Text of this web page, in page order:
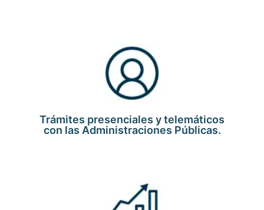
Trámites presenciales y telemáticos
con las Administraciones Públicas.